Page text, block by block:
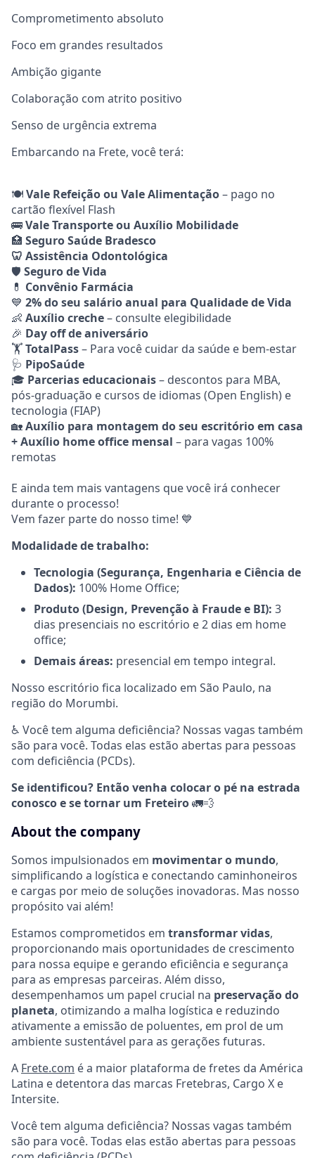
Comprometimento absoluto
Foco em grandes resultados
Ambição gigante
Colaboração com atrito positivo
Senso de urgência extrema
Embarcando na Frete, você terá:
🍽️Vale Refeição ou Vale Alimentação– pago no
cartão flexível Flash
🚌Vale Transporte ou Auxílio Mobilidade
🏥 Seguro Saúde Bradesco
🦷 Assistência Odontológica
🛡️ Seguro de Vida
💊 Convênio Farmácia
💙 2% do seu salário anual para Qualidade de Vida
👶 Auxílio creche– consulte elegibilidade
🎉 Day off de aniversário
🏋️TotalPass– Para você cuidar da saúde e bem-estar
🩺 PipoSaúde
🎓 Parcerias educacionais– descontos para MBA,
pós-graduação e cursos de idiomas (Open English) e
tecnologia (FIAP)
🏡Auxílio para montagem do seu escritório em casa
+ Auxílio home office mensal – para vagas 100%
remotas
E ainda tem mais vantagens que você irá conhecer
durante o processo!
Vem fazer parte do nosso time! 💙
Modalidade de trabalho:
Tecnologia (Segurança, Engenharia e Ciência de
Dados): 100% Home Office;
Produto (Design, Prevenção à Fraude e BI): 3
dias presenciais no escritório e 2 dias em home
office;
Demais áreas: presencial em tempo integral.
Nosso escritório fica localizado em São Paulo, na
região do Morumbi.
♿ Você tem alguma deficiência? Nossas vagas também
são para você. Todas elas estão abertas para pessoas
com deficiência (PCDs).
Se identificou? Então venha colocar o pé na estrada
conosco e se tornar um Freteiro🚛💨
About the company
Somos impulsionados em movimentar o mundo,
simplificando a logística e conectando caminhoneiros
e cargas por meio de soluções inovadoras. Mas nosso
propósito vai além!
Estamos comprometidos em transformar vidas,
proporcionando mais oportunidades de crescimento
para nossa equipe e gerando eficiência e segurança
para as empresas parceiras. Além disso,
desempenhamos um papel crucial na preservação do
planeta, otimizando a malha logística e reduzindo
ativamente a emissão de poluentes, em prol de um
ambiente sustentável para as gerações futuras.
A Frete.com é a maior plataforma de fretes da América
Latina e detentora das marcas Fretebras, Cargo X e
Intersite.
Você tem alguma deficiência? Nossas vagas também
são para você. Todas elas estão abertas para pessoas